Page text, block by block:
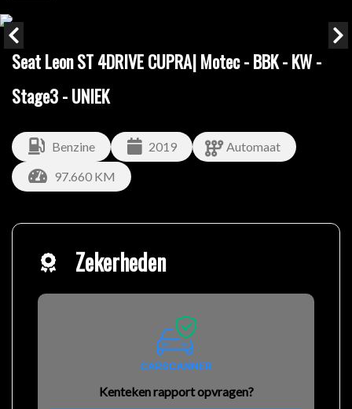
Seat Leon ST 4DRIVE CUPRA| Motec - BBK - KW -
Stage3 - UNIEK
Benzine 2019
Automaat
97.660 KM
Zekerheden
Kenteken rapport opvragen?